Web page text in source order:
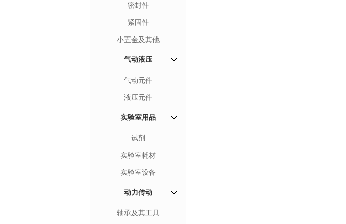
密封件
紧固件
小五金及其他
气动液压
气动元件
液压元件
实验室用品
试剂
实验室耗材
实验室设备
动力传动
轴承及其工具